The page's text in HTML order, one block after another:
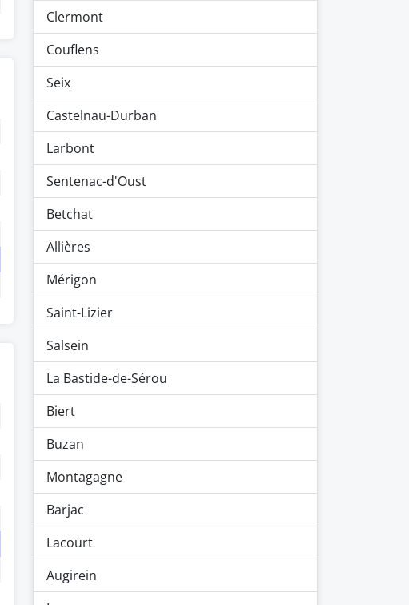
Clermont
Couflens
Seix
Castelnau-Durban
Larbont
Sentenac-d'Oust
Betchat
Allières
Mérigon
Saint-Lizier
Salsein
La Bastide-de-Sérou
Biert
Buzan
Montagagne
Barjac
Lacourt
Augirein